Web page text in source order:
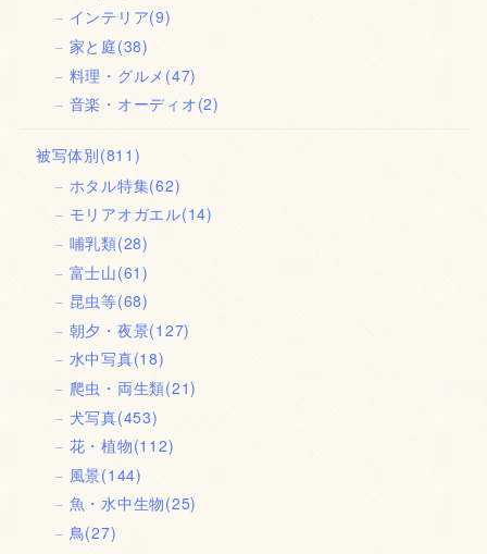
インテリア(9)
家と庭(38)
料理・グルメ (47)
音楽・オーディオ(2)
被写体別(811)
ホタル特集(62)
モリアオガエル(14)
哺乳類(28)
富士山(61)
昆虫等(68)
朝夕・夜景(127)
水中写真(18)
爬虫・両生類(21)
犬写真(453)
花・植物(112)
風景(144)
魚・水中生物(25)
鳥(27)